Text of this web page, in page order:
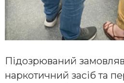
Підозрюваний замовляв
наркотичний засіб та